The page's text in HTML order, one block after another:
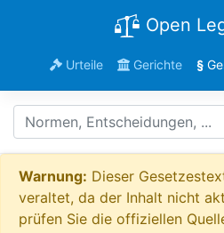
Open
Urteile Gerichte §
Warnung: Dieser
veraltet, da der Inhalt nicht
prüfen Sie die offiziellen